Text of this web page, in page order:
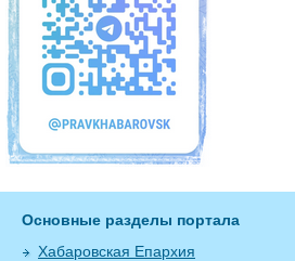
Основные разделы портала
Хабаровская Епархия